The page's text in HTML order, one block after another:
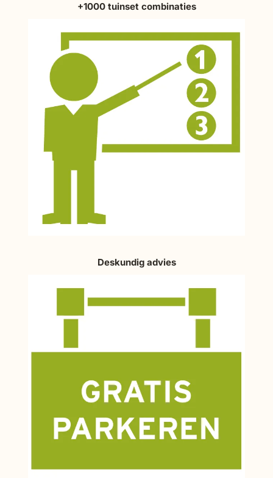
+1000 tuinset combinaties
Deskundig advies